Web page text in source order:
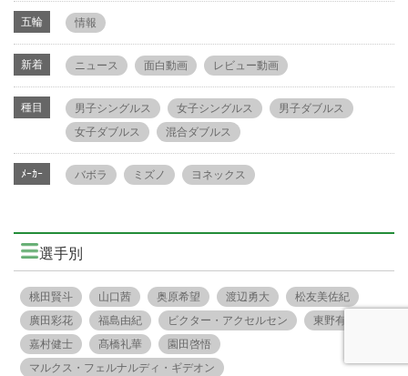
五輪 情報
新着 ニュース 面白動画 レビュー動画
種目 男子シングルス 女子シングルス
男子ダブルス
女子ダブルス
混合ダブルス
ﾒｰｶｰ バボラ ミズノ ヨネックス
選手別
桃田賢斗 山口茜 奥原希望 渡辺勇大
松友美佐紀
廣田彩花
福島由紀 ビクター・アクセルセン
東野有紗
嘉村健士
髙橋礼華
園田啓悟
マルクス・フェルナルディ・ギデオン